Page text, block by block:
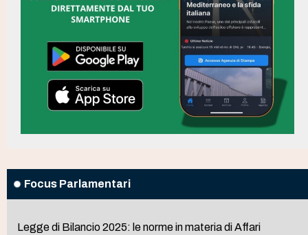
Focus Parlamentari
Legge di Bilancio 2025: le norme in materia di Affari